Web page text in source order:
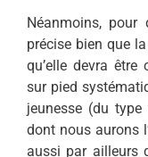
Néanmoins,
précise bien que
qu’elle devra
sur pied
jeunesse (du type
dont nous aurons
aussi par ailleurs